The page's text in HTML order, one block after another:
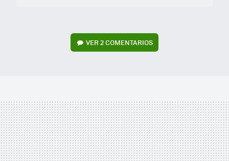
VER2 COMENTARIOS